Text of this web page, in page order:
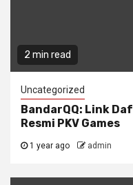
2 min read
Uncategorized
BandarQQ: Link
Resmi PKV Games
1 year ago admin